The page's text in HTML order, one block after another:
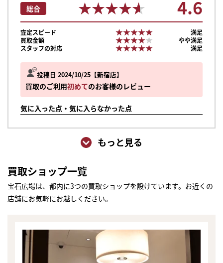
投稿日 2024/10/25 新宿店
買取のご利用初めてのお客様のレビュー
気に入った点・気に入らなかった点
総合 ★★★★★
★★★★★ 4.6
査定スピード ★★★★★
★★★★★
満足
買取金額
★★★★★
★★★★★
やや満足
スタッフの対応
★★★★★
★★★★★ 満足
もっと見る
買取ショップ一覧
宝石広場は、都内に3つの買取ショップを設けています。お近くの
店舗にお気軽にお越しください。
まずは
かんたん30秒でお試し査定